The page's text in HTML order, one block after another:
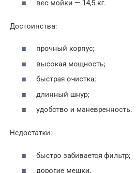
вес мойки — 14,5 кг.
Достоинства:
прочный корпус;
высокая мощность;
быстрая очистка;
длинный шнур;
удобство и маневренность.
Недостатки:
быстро забивается фильтр;
дорогие мешки.